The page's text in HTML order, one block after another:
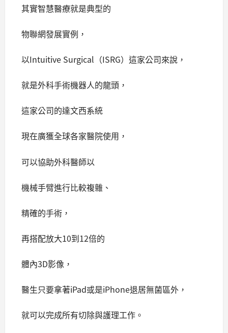
其實智慧醫療就是典型的
物聯網發展實例，
以Intuitive Surgical（ISRG）這家公司來說，
就是外科手術機器人的龍頭，
這家公司的達文西系統
現在廣獲全球各家醫院使用，
可以協助外科醫師以
機械手臂進行比較複雜、
精確的手術，
再搭配放大10到12倍的
體內3D影像，
醫生只要拿著iPad或是iPhone退居無菌區外，
就可以完成所有切除與護理工作。